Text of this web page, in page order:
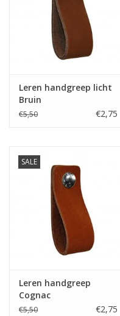
Leren plankendragers
Leren handgreep licht
Bruin
€5,50 €2,75
SALE
Leren handgreep
Cognac
€5,50 €2,75